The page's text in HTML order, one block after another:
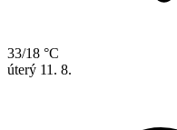
33/18 °C
úterý 11. 8.